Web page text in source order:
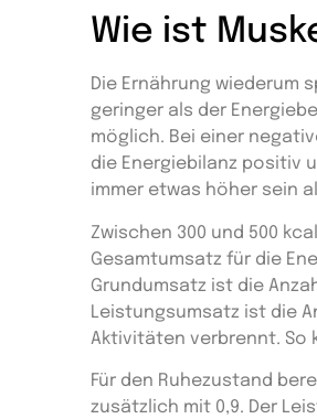
Wie ist
Die Ernährung wiederum
geringer als der
möglich. Bei einer
die Energiebilanz positiv
immer etwas höher sein
Zwischen 300 und 500
Gesamtumsatz für die
Grundumsatz ist die
Leistungsumsatz ist die
Aktivitäten verbrennt. So
Für den Ruhezustand
zusätzlich mit 0,9. Der